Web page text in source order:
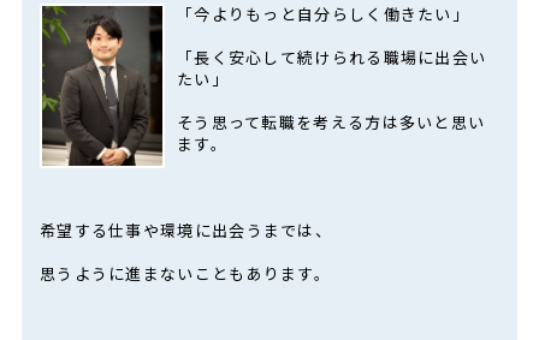
「今よりもっと自分らしく働きたい」
「長く安心して続けられる職場に出会い
たい」
そう思って転職を考える方は多いと思い
ます。
希望する仕事や環境に出会うまでは、
思うように進まないこともあります。